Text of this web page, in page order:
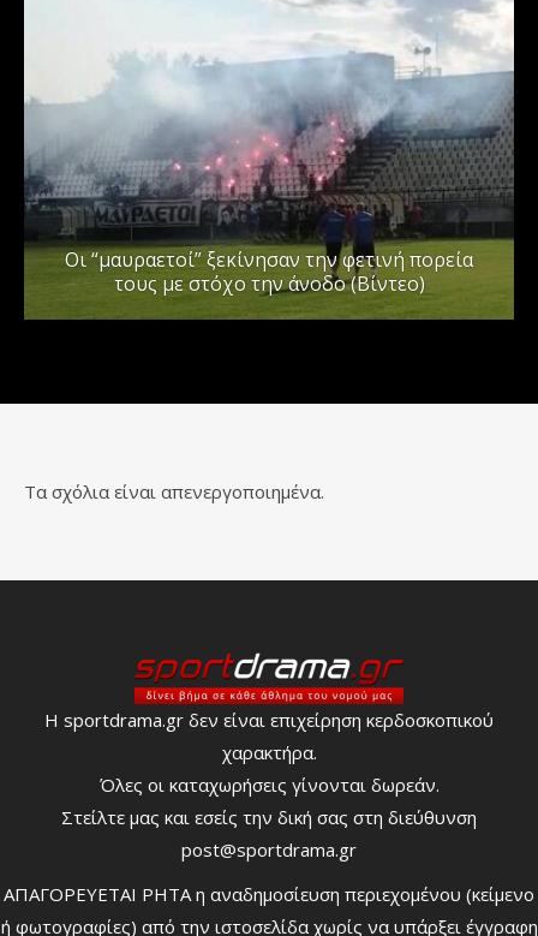
Οι “μαυραετοί” ξεκίνησαν την φετινή πορεία
τους με στόχο την άνοδο (Βίντεο)
Τα σχόλια είναι απενεργοποιημένα.
Η sportdrama.gr δεν είναι επιχείρηση κερδοσκοπικού
χαρακτήρα.
Όλες οι καταχωρήσεις γίνονται δωρεάν.
Στείλτε μας και εσείς την δική σας στη διεύθυνση
post@sportdrama.gr
ΑΠΑΓΟΡΕΥΕΤΑΙ ΡΗΤΑ η αναδημοσίευση περιεχομένου (κείμενο
ή φωτογραφίες) από την ιστοσελίδα χωρίς να υπάρξει έγγραφη